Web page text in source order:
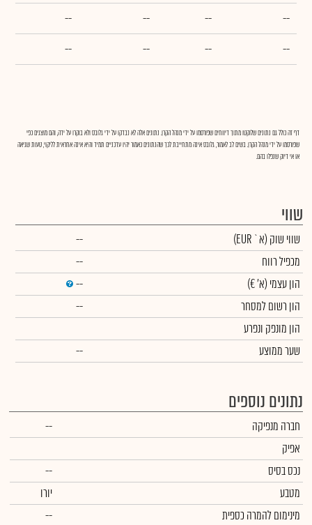
--
--
--
--
--
--
--
--
דף זה כולל גם נתונים שלוקטו מתוך דיווחים שפורסמו על ידי מנהל הקרן. נתונים אלה לא נבדקו על ידי גלובס ולא בוקרו על ידה, והם מוצגים כפי
שפורסמו על ידי מנהל הקרן. בשים לב לאמור, גלובס אינה מתחייבת לכך שהנתונים כאמור יהיו עדכניים תמיד והיא אינה אחראית לליקוי, טעות שגיאה
או אי דיוק שנפלו בהם.
שווי
שווי שוק (א` EUR)
--
מכפיל רווח
--
הון עצמי (א' €)
--
הון רשום למסחר
--
הון מונפק ונפרע
שער ממוצע
--
נתונים נוספים
חברה מנפיקה
--
אפיק
נכס בסיס
--
מטבע
יורו
מינימום להמרה כספית
--